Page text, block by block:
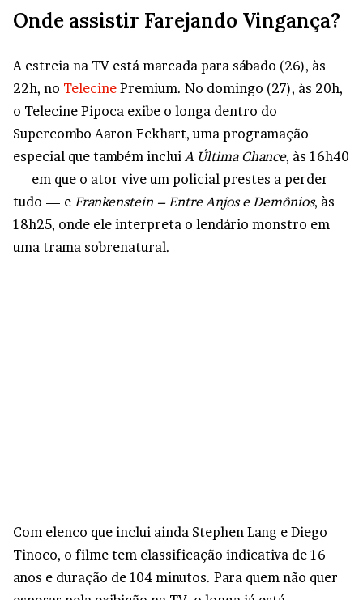
Onde assistir Farejando Vingança?
A estreia na TV está marcada para sábado (26), às
22h, no Telecine Premium. No domingo (27), às 20h,
o Telecine Pipoca exibe o longa dentro do
Supercombo Aaron Eckhart, uma programação
especial que também inclui A Última Chance, às 16h40
— em que o ator vive um policial prestes a perder
tudo — e Frankenstein – Entre Anjos e Demônios, às
18h25, onde ele interpreta o lendário monstro em
uma trama sobrenatural.
Com elenco que inclui ainda Stephen Lang e Diego
Tinoco, o filme tem classificação indicativa de 16
anos e duração de 104 minutos. Para quem não quer